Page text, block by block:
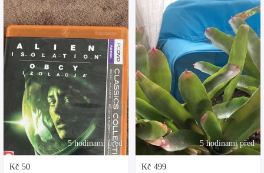
5 hodinami před
Kč 50
5 hodinami před
Kč 499